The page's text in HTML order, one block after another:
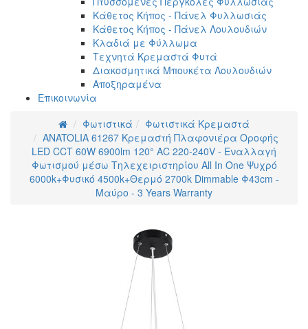
Κάθετος Κήπος - Πάνελ Φυλλωσιάς
Κάθετος Κήπος - Πάνελ Λουλουδιών
Κλαδιά με Φύλλωμα
Τεχνητά Κρεμαστά Φυτά
Διακοσμητικά Μπουκέτα Λουλουδιών
Αποξηραμένα
Επικοινωνία
Φωτιστικά
Φωτιστικά Κρεμαστά
ANATOLIA 61267 Κρεμαστή Πλαφονιέρα Οροφής
LED CCT 60W 6900lm 120° AC 220-240V - Εναλλαγή
Φωτισμού μέσω Τηλεχειριστηρίου All In One Ψυχρό
6000k+Φυσικό 4500k+Θερμό 2700k Dimmable Φ43cm -
Μαύρο - 3 Years Warranty